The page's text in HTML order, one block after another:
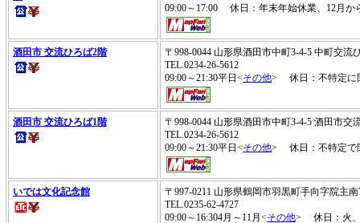
09:00～17:00 休日：年末年始休業、12月か
酒田市 交流ひろば2階
〒998-0044 山形県酒田市中町3-4-5 中町交流
TEL.0234-26-5612
09:00～21:30平日<その他> 休日：不特定に
酒田市 交流ひろば1階
〒998-0044 山形県酒田市中町3-4-5 酒田市交
TEL.0234-26-5612
09:00～21:30平日<その他> 休日：不特定で
いでは文化記念館
〒997-0211 山形県鶴岡市羽黒町手向字院主南
TEL.0235-62-4727
09:00～16:304月～11月<その他> 休日：火